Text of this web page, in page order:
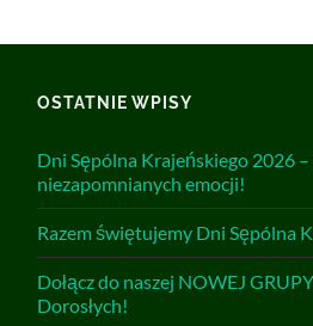
OSTATNIE WPISY
Dni Sępólna Krajeńskiego 2026
niezapomnianych emocji!
Razem świętujemy Dni Sępólna
Dołącz do naszej NOWEJ
Dorosłych!